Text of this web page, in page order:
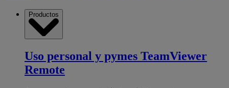
Productos
Uso personal y pymes TeamViewer
Remote